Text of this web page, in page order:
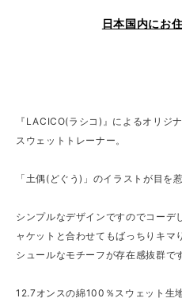
日本国内にお
『LACICO(ラシコ)』によるオリジ
スウェットトレーナー。
「土偶(どぐう)」のイラストが目を
シンプルなデザインですのでコーデ
ャケットと合わせてもばっちりキマ
シュールなモチーフが存在感抜群で
12.7オンスの綿100％スウェット生